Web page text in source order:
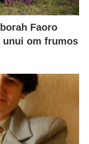
Faoro
unui om frumos